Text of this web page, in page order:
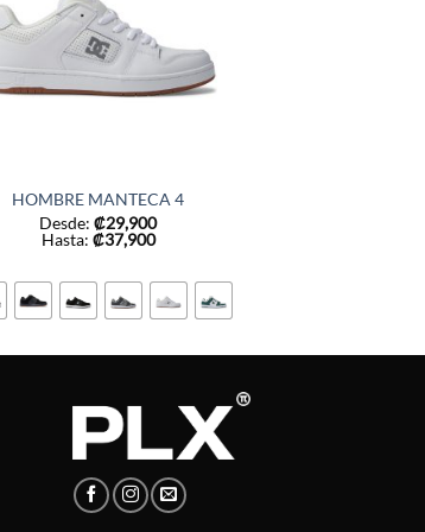
HOMBRE MANTECA 4
Desde:₡29,900
Hasta: ₡37,900